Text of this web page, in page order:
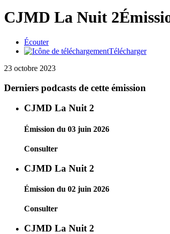
CJMD La Nuit 2
Écouter
Télécharger
23 octobre 2023
Derniers podcasts de cette émission
CJMD La Nuit 2
Émission du 03 juin 2026
Consulter
CJMD La Nuit 2
Émission du 02 juin 2026
Consulter
CJMD La Nuit 2